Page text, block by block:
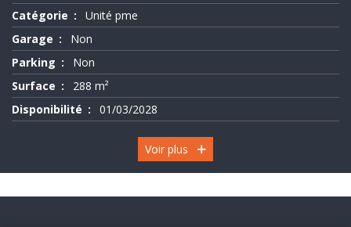
Catégorie
Unité pme
Garage
Non
Parking
Non
Surface
288 m²
Disponibilité
01/03/2028
Voir plus